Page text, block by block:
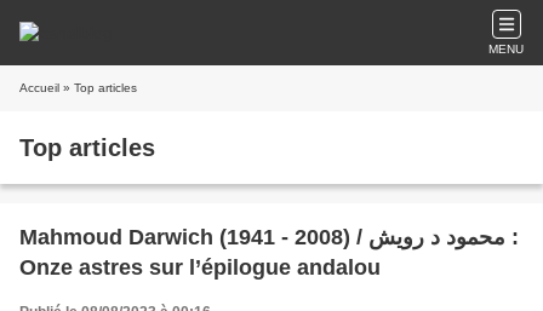
MENU
Accueil » Top articles
Top articles
Mahmoud Darwich (1941 - 2008) / محمود د رويش :
Onze astres sur l’épilogue andalou